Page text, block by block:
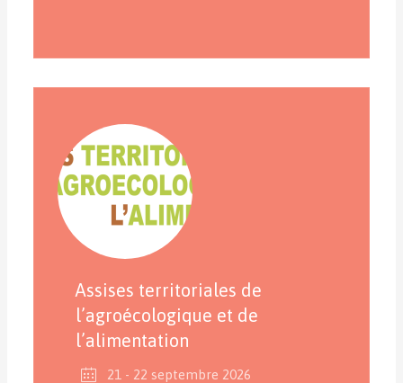
Assises territoriales de
l’agroécologique et de
l’alimentation
21 - 22 septembre 2026